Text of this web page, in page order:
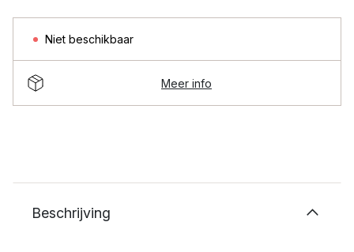
Niet beschikbaar
Meer info
Beschrijving